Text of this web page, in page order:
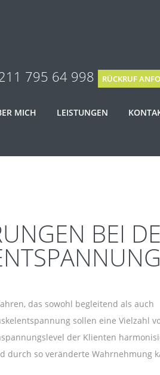
795 64 998 RÜCKRUF
MICH LEISTUNGEN
BEI
das sowohl begleitend als auch
sollen eine Vielzahl
der Klienten
durch so veränderte Wahrnehmung